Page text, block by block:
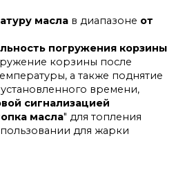
маслав диапазоне от
погружения корзины
корзины после
а также поднятие
времени,
сигнализацией
масла" для топления
для жарки